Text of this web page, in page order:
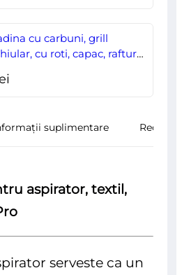
cu carbuni, grill
cu roti, capac, rafturi,
suplimentare
aspirator, textil,
serveste ca un